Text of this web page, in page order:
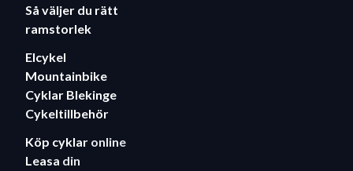
Så väljer du rätt
ramstorlek
Elcykel
Mountainbike
Cyklar Blekinge
Cykeltillbehör
Köp cyklar online
Leasa din